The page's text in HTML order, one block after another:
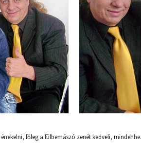
főleg a fülbemászó zenét kedveli,